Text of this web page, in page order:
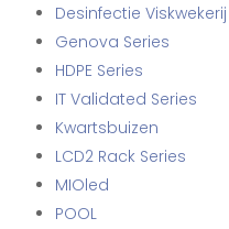
Desinfectie Viskwekerij
Genova Series
HDPE Series
IT Validated Series
Kwartsbuizen
LCD2 Rack Series
MIOled
POOL